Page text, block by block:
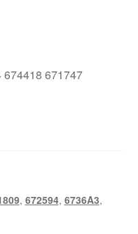
671747
, 672594, 6736A3,